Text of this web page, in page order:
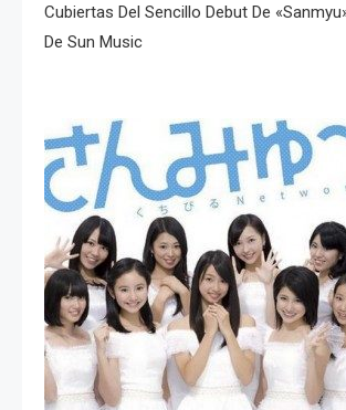
Cubiertas Del Sencillo Debut De
De Sun Music